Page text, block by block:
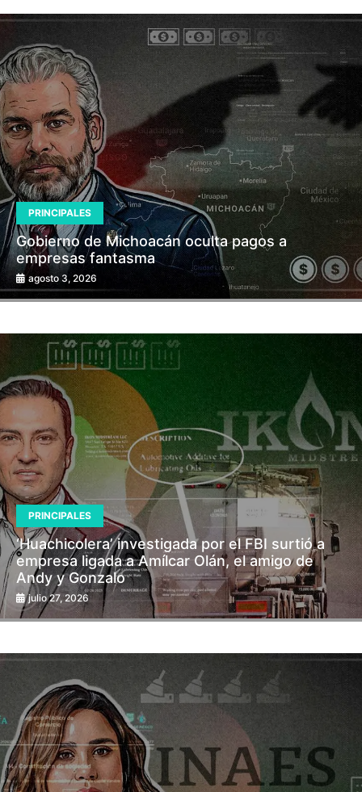
PRINCIPALES
Gobierno de Michoacán oculta pagos a
empresas fantasma
agosto 3, 2026
PRINCIPALES
‘Huachicolera’ investigada por el FBI surtió a
empresa ligada a Amílcar Olán, el amigo de
Andy y Gonzalo
julio 27, 2026